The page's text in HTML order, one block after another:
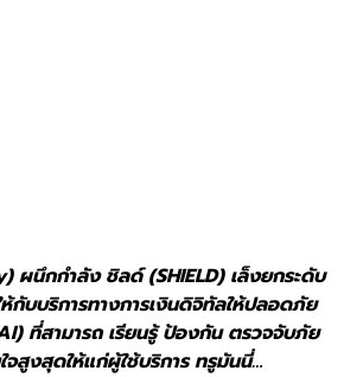
นึกกำลัง ชิลด์ (SHIELD) เล็งยกระดับ
กับบริการทางการเงินดิจิทัลให้ปลอดภัย
ที่สามารถ เรียนรู้ ป้องกัน ตรวจจับภัย
สูงสุดให้แก่ผู้ใช้บริการ ทรูมันนี่…